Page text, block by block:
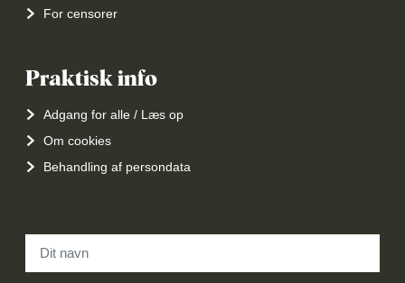
For censorer
Praktisk info
Adgang for alle / Læs op
Om cookies
Behandling af persondata